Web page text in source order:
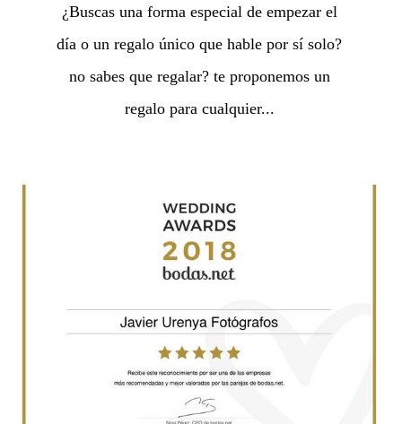
¿Buscas una forma especial de empezar el
día o un regalo único que hable por sí solo?
no sabes que regalar? te proponemos un
regalo para cualquier...